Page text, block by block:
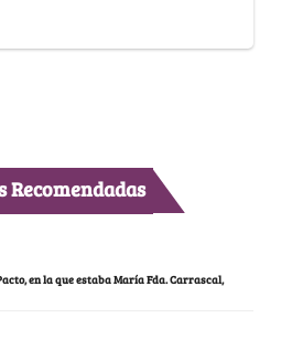
Recomendadas
en la que estaba María Fda. Carrascal,